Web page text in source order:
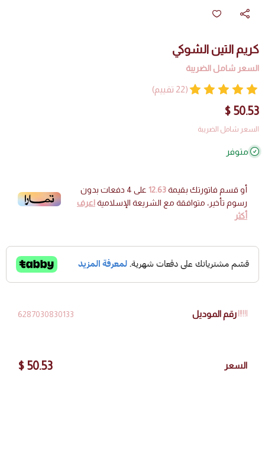
كريم التين الشوكي
السعر شامل الضريبة
(22 تقييم)
50.53 $
السعر شامل الضريبة
متوفر
أو قسم فاتورتك بقيمة12.63 على 4 دفعات بدون
رسوم تأخير، متوافقة مع الشريعة الإسلامية اعرف
أكثر
رقم الموديل 6287030830133
السعر 50.53 $